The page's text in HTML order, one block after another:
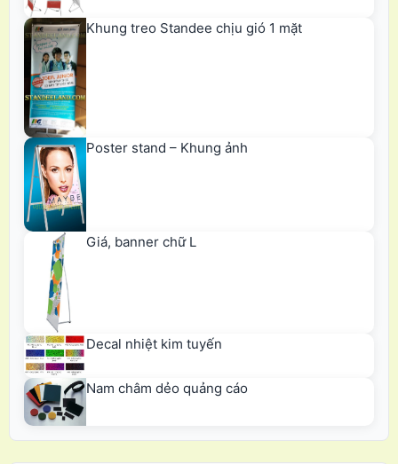
Khung treo Standee chịu gió 1 mặt
Poster stand – Khung ảnh
Giá, banner chữ L
Decal nhiệt kim tuyến
Nam châm dẻo quảng cáo